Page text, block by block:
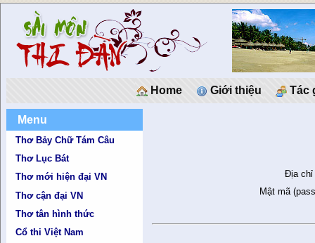
Home Giới thiệu Tác
Menu
Thơ Bảy Chữ Tám Câu
Thơ Lục Bát
Thơ mới hiện đại VN
Thơ cận đại VN
Thơ tân hình thức
Cổ thi Việt Nam
Địa chỉ
Mật mã